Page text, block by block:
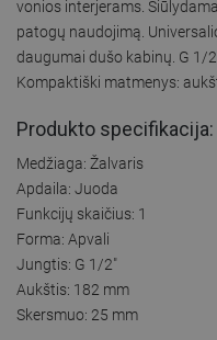
vonios interjerams.
patogų naudojimą.
daugumai dušo kabinų. G 1/
Kompaktiški matmenys:
Produkto specifikacija:
Medžiaga: Žalvaris
Apdaila: Juoda
Funkcijų skaičius: 1
Forma: Apvali
Jungtis: G 1/2"
Aukštis: 182 mm
Skersmuo: 25 mm